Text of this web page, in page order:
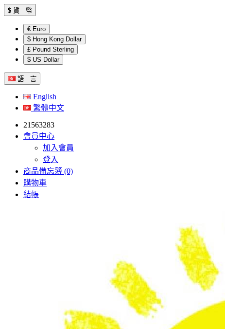
$ 貨 幣
€ Euro
$ Hong Kong Dollar
£ Pound Sterling
$ US Dollar
語 言
English
繁體中文
21563283
會員中心
加入會員
登入
商品備忘簿 (0)
購物車
結帳